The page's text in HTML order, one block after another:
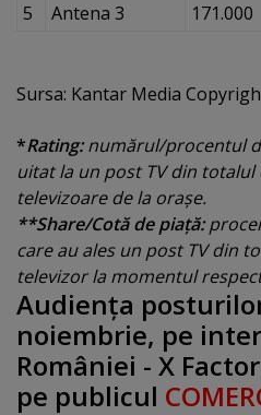
5
Antena 3 171.000
Sursa: Kantar Media
*Rating:numărul/procentul
uitat la un post TV din
televizoare de la oraşe.
**Share/Cotă de piaţă:
care au ales un post TV din
televizor la momentul
Audienţa
noiembrie, pe
României - X
pe publicul